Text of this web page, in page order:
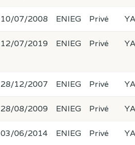
10/07/2008 ENIEG Privé
12/07/2019 ENIEG Privé
28/12/2007 ENIEG Privé
28/08/2009 ENIEG Privé
03/06/2014 ENIEG Privé